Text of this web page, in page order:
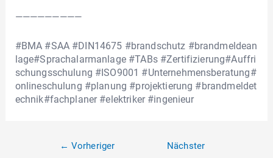
—————————
#BMA #SAA #DIN14675 #brandschutz #brandmeldean
lage#Sprachalarmanlage #TABs #Zertifizierung#Auffri
schungsschulung #ISO9001 #Unternehmensberatung#
onlineschulung #planung #projektierung #brandmeldet
echnik#fachplaner #elektriker #ingenieur
← Vorheriger
Nächster